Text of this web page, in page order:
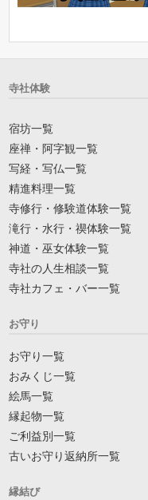
寺社体験
宿坊一覧
座禅・阿字観一覧
写経・写仏一覧
精進料理一覧
寺修行・修験道体験一覧
滝行・水行・禊体験一覧
神道・巫女体験一覧
寺社の人生相談一覧
寺社カフェ・バー一覧
お守り
お守り一覧
おみくじ一覧
絵馬一覧
縁起物一覧
ご利益別一覧
古いお守り返納所一覧
縁結び